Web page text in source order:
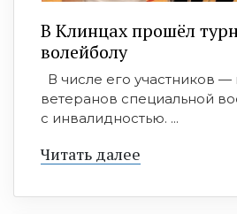
В Клинцах прошёл
волейболу
В числе его участников
ветеранов специальной
с инвалидностью. ...
Читать далее